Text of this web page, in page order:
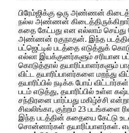
பிரேம்ஜிக்கு ஒரு அண்ணன்
நல்ல அண்ணன் கிடைத்திருக்கிறார்.
கதை கேட்பது என எல்லாம் செய்து
அண்ணன் ரகுநாதன். இந்த
பட்ஜெட்டில் படத்தை எடுத்துக்
எல்லா இயக்குனர்களும் சரியான
கொடுத்தால் தயாரிப்பாளர்களும்
விட்ட தயாரிப்பாளர்களை மறந்து
தயாரிப்பில் நடிக்க போய்
படம் எடுத்து, தயாரிப்பில் உள்ள
சந்திரனை பார்ப்பது மகிழ்ச்சி
சிவலிங்கா, குற்றம் 23 படங்களை
இந்த படத்தின் கதையை கேட்டு
சொன்னார்கள் தயாரிப்பாளர்கள்.